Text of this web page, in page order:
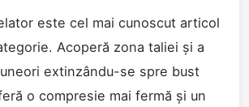
este cel mai cunoscut articol
Acoperă zona taliei și a
extinzându-se spre bust
o compresie mai fermă și un